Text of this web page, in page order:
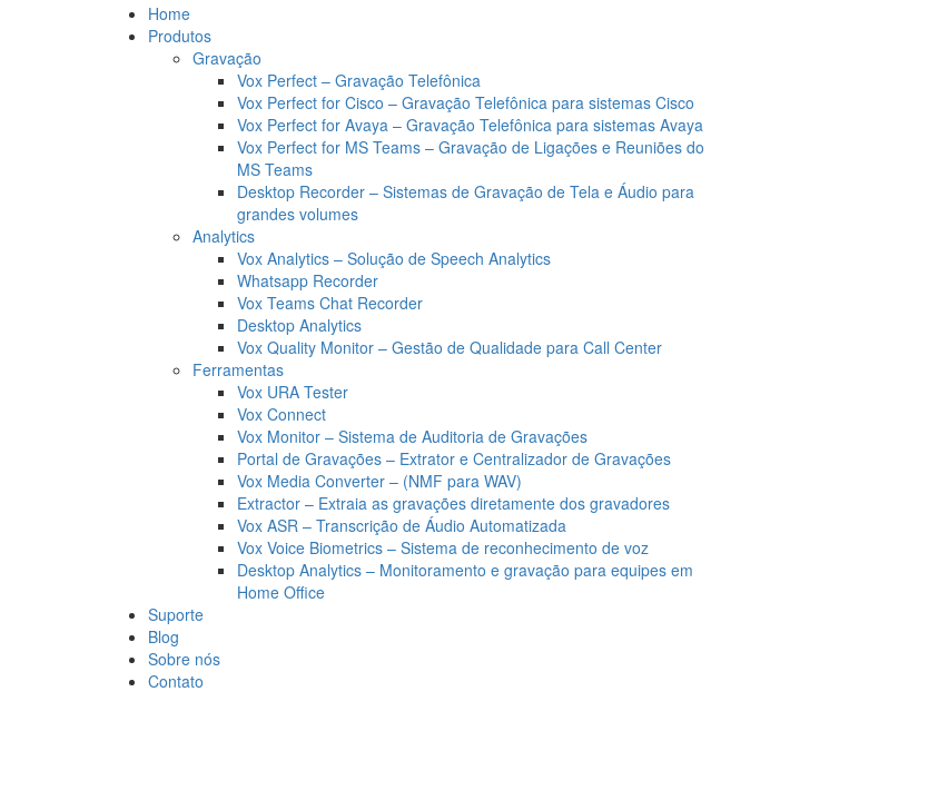
Home
Produtos
Gravação
Vox Perfect – Gravação Telefônica
Vox Perfect for Cisco – Gravação Telefônica para sistemas Cisco
Vox Perfect for Avaya – Gravação Telefônica para sistemas Avaya
Vox Perfect for MS Teams – Gravação de Ligações e Reuniões do
MS Teams
Desktop Recorder – Sistemas de Gravação de Tela e Áudio para
grandes volumes
Analytics
Vox Analytics – Solução de Speech Analytics
Whatsapp Recorder
Vox Teams Chat Recorder
Desktop Analytics
Vox Quality Monitor – Gestão de Qualidade para Call Center
Ferramentas
Vox URA Tester
Vox Connect
Vox Monitor – Sistema de Auditoria de Gravações
Portal de Gravações – Extrator e Centralizador de Gravações
Vox Media Converter – (NMF para WAV)
Extractor – Extraia as gravações diretamente dos gravadores
Vox ASR – Transcrição de Áudio Automatizada
Vox Voice Biometrics – Sistema de reconhecimento de voz
Desktop Analytics – Monitoramento e gravação para equipes em
Home Office
Suporte
Blog
Sobre nós
Contato